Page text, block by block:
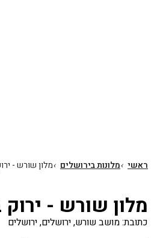
ראשי ›מלונות בירושלים ›מלון שורש -
מלון שורש -
כתובת: מושב שורש, ירושלים, ירושלים